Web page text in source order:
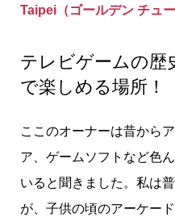
Taipei（ゴールデン チュ
テレビゲームの歴
で楽しめる場所！
ここのオーナーは昔から
ア、ゲームソフトなど色
いると聞きました。私は
が、子供の頃のアーケー